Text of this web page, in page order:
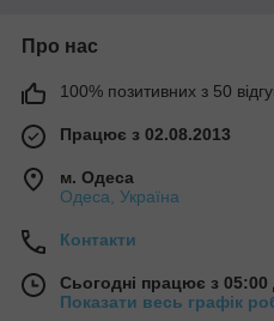
Про нас
100% позитивних з 50
Працює з 02.08.2013
м. Одеса
Одеса, Україна
Контакти
Сьогодні працює з 05:00
Показати весь графік